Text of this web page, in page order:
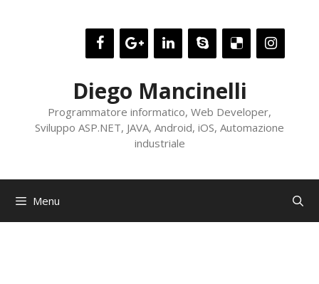
Diego Mancinelli
Programmatore informatico, Web Developer,
Sviluppo ASP.NET, JAVA, Android, iOS, Automazione
industriale
Menu